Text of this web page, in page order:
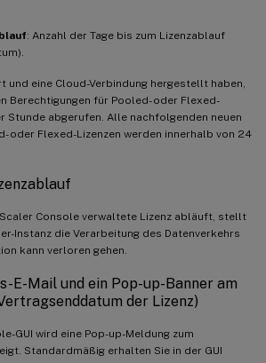
: Anzahl der Tage bis zum Lizenzablauf
und eine Cloud-Verbindung hergestellt haben,
Berechtigungen für Pooled- oder Flexed-
Stunde abgerufen. Alle nachfolgenden neuen
oder Flexed-Lizenzen werden innerhalb von 24
Console verwaltete Lizenz abläuft, stellt
Instanz die Verarbeitung des Datenverkehrs
kann verloren gehen.
E-Mail und ein Pop-up-Banner am
der Lizenz)
GUI wird eine Pop-up-Meldung zum
Standardmäßig erhalten Sie in der GUI